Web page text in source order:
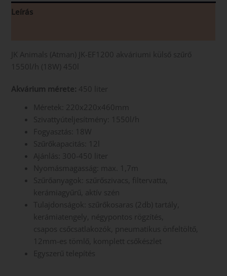
Leírás
JK Animals (Atman) JK-EF1200 akváriumi külső szűrő
1550l/h (18W) 450l
Akvárium mérete: 450 liter
Méretek: 220x220x460mm
Szivattyúteljesítmény: 1550l/h
Fogyasztás: 18W
Szűrőkapacitás: 12l
Ajánlás: 300-450 liter
Nyomásmagasság: max. 1,7m
Szűrőanyagok: szűrőszivacs, filtervatta,
kerámiagyűrű, aktív szén
Tulajdonságok: szűrőkosaras (2db) tartály,
kerámiatengely, négypontos rögzítés,
csapos csőcsatlakozók, pneumatikus önfeltöltő,
12mm-es tömlő, komplett csőkészlet
Egyszerű telepítés